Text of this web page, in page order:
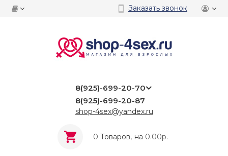
Заказать звонок
8(925)-699-20-70
8(925)-699-20-87
shop-4sex@yandex.ru
0 Tоваров, на 0.00р.